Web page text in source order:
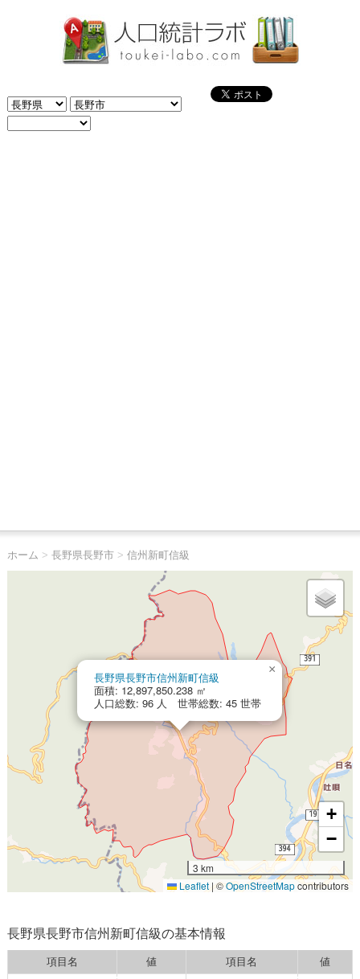
ホーム > 長野県長野市> 信州新町信級
長野県長野市信州新町信級
面積: 12,897,850.238 ㎡
人口総数: 96 人 世帯総数: 45 世帯
×
+
−
3 km
Leaflet | ©OpenStreetMapcontributors
長野県長野市信州新町信級の基本情報
項目名 値 項目名
値